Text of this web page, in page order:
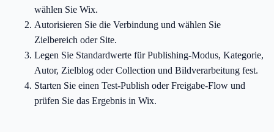
wählen Sie Wix.
Autorisieren Sie die Verbindung und wählen Sie
Zielbereich oder Site.
Legen Sie Standardwerte für Publishing-Modus, Kategorie,
Autor, Zielblog oder Collection und Bildverarbeitung fest.
Starten Sie einen Test-Publish oder Freigabe-Flow und
prüfen Sie das Ergebnis in Wix.